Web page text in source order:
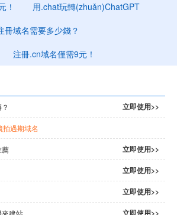
！
用.chat玩轉(zhuǎn)ChatGPT
冊域名需要多少錢？
注冊.cn域名僅需9元！
立即使用>>
過期域名
薦 立即使用>>
立即使用>>
立即使用>>
建站 立即使用>>